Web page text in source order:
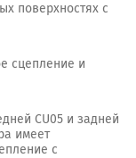
поверхностях с
сцепление и
CU05 и задней
имеет
с